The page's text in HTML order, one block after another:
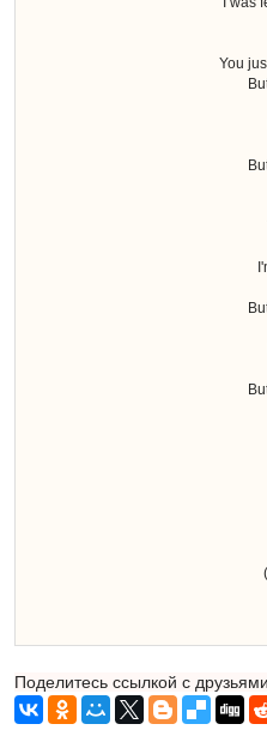
You
Поделитесь ссылкой с